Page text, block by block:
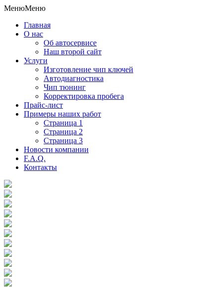
МенюМеню
Главная
О нас
Об автосервисе
Наш второй сайт
Услуги
Изготовление чип ключей
Автодиагностика
Чип тюнинг
Корректировка пробега
Прайс-лист
Примеры наших работ
Страница 1
Страница 2
Страница 3
Новости компании
F.A.Q.
Контакты